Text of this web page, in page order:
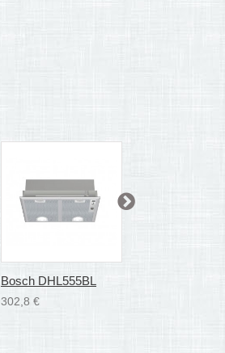
Bosch DHL555BL
302,8 €